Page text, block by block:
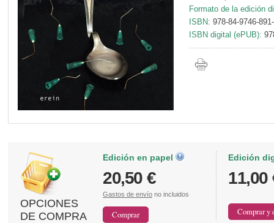
Formato de la edición
ISBN: 978-84-9746-
ISBN digital (ePUB):
OPCIONES
DE COMPRA
Edición en papel
20,50 €
Gastos de envío no incluidos
Edición
11,00